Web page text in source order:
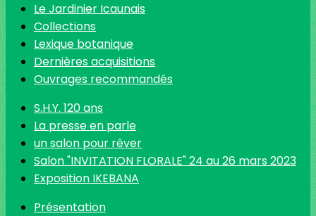
Le Jardinier Icaunais
Collections
Lexique botanique
Dernières acquisitions
Ouvrages recommandés
S.H.Y. 120 ans
La presse en parle
un salon pour rêver
Salon "INVITATION FLORALE" 24 au 26 mars 2023
Exposition IKEBANA
Présentation